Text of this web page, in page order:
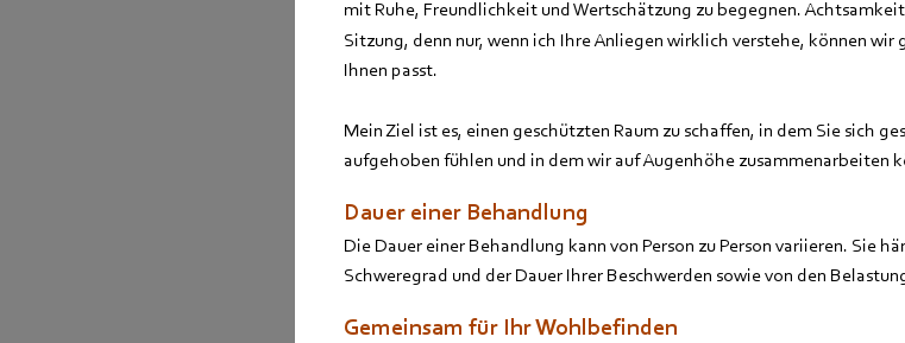
mit Ruhe, Freundlichkeit und Wertschätzung zu begegnen.
Sitzung, denn nur, wenn ich Ihre Anliegen wirklich verstehe, können wir
Ihnen passt.
Mein Ziel ist es, einen geschützten Raum zu schaffen, in dem Sie sich
aufgehoben fühlen und in dem wir auf Augenhöhe zusammenarbeiten
Dauer einer Behandlung
Die Dauer einer Behandlung kann von Person zu Person variieren. Sie
Schweregrad und der Dauer Ihrer Beschwerden sowie von den
Gemeinsam für Ihr Wohlbefinden